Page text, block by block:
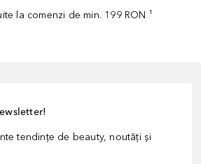
la comenzi de min. 199 RON ¹
tendințe de beauty, noutăți și